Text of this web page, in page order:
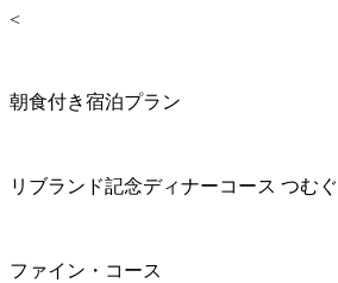
<
朝食付き宿泊プラン
リブランド記念ディナーコース つむぐ
ファイン・コース